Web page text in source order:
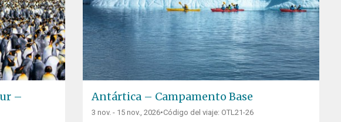
–
Antártica – Campamento Base
3 nov. - 15 nov., 2026•Código del viaje: OTL21-26